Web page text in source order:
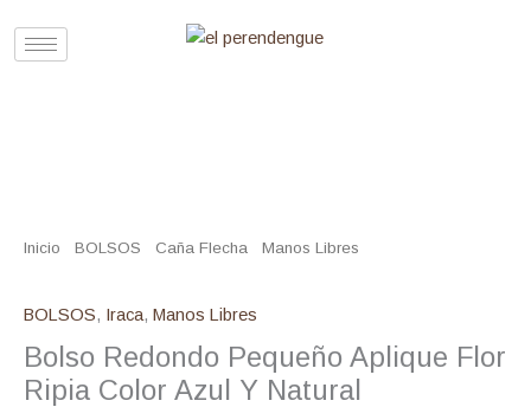
Inicio BOLSOS Caña Flecha Manos Libres
BOLSOS, Iraca, Manos Libres
Bolso Redondo Pequeño Aplique Flor
Ripia Color Azul Y Natural